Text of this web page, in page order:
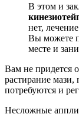
В этом и
нет,
Вы можете
месте и
Вам не придется
растирание мази,
потребуются и
Несложные